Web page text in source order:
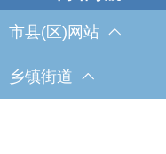
市县(区)网站
乡镇街道